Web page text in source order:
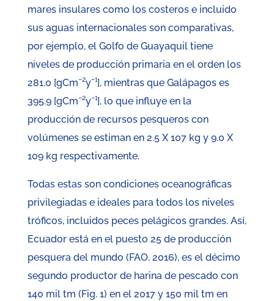
mares insulares como los costeros e incluido
sus aguas internacionales son comparativas,
por ejemplo, el Golfo de Guayaquil tiene
niveles de producción primaria en el orden los
281.0 [gCm¯²y¯¹], mientras que Galápagos es
395.9 [gCm¯²y¯¹], lo que influye en la
producción de recursos pesqueros con
volúmenes se estiman en 2.5 X 107 kg y 9.0 X
109 kg respectivamente.
Todas estas son condiciones oceanográficas
privilegiadas e ideales para todos los niveles
tróficos, incluidos peces pelágicos grandes. Así,
Ecuador está en el puesto 25 de producción
pesquera del mundo (FAO, 2016), es el décimo
segundo productor de harina de pescado con
140 mil tm (Fig. 1) en el 2017 y 150 mil tm en